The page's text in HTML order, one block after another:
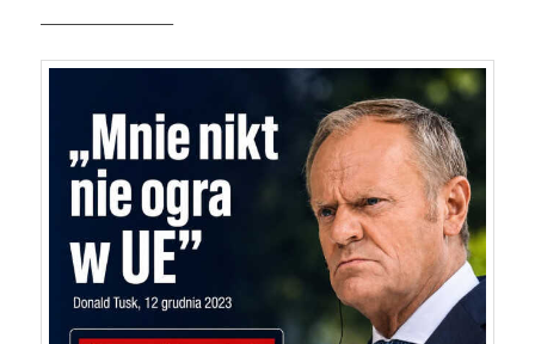
————————–